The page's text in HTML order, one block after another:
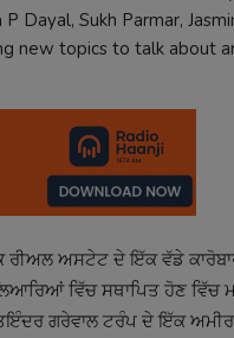
Dayal, Sukh Parmar,
new topics to talk about
ਰੀਅਲ ਅਸਟੇਟ ਦੇ ਇੱਕ ਵੱਡੇ
ਵਿੱਚ ਸਥਾਪਿਤ ਹੋਣ ਵਿੱਚ
ਗਰੇਵਾਲ ਟਰੰਪ ਦੇ ਇੱਕ ਅਮੀਰ